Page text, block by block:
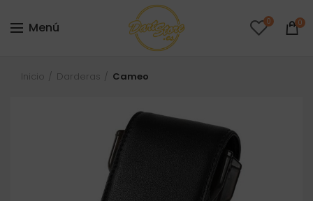
Menú 0 0
Inicio Darderas Cameo